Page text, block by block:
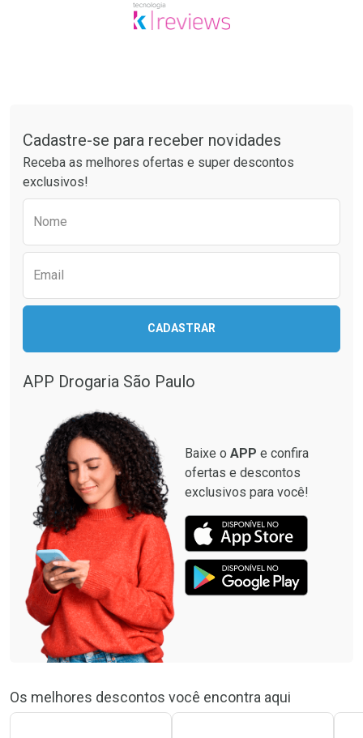
Cadastre-se para receber novidades
Receba as melhores ofertas e super descontos
exclusivos!
Nome
Email
CADASTRAR
APP Drogaria São Paulo
Baixe o APP e confira
ofertas e descontos
exclusivos para você!
Os melhores descontos você encontra aqui